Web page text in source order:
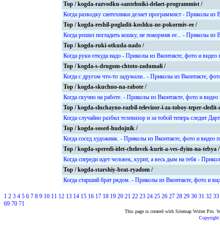
Top / kogda-razvodku-santehniki-delaet-programmist /
Когда разводку сантехники делает программист - Приколы из
Top / kogda-reshil-pogladit-koshku-ne-pokormiv-ee /
Когда решил погладить кошку, не покормив ее... - Приколы из
Top / kogda-ruki-otkuda-nado /
Когда руки откуда надо - Приколы из Вконтакте, фото и видео
Top / kogda-s-drugom-chtoto-zadumali /
Когда с другом что-то задумали.. - Приколы из Вконтакте,
Top / kogda-skuchno-na-rabote /
Когда скучно на работе. - Приколы из Вконтакте, фото и
Top / kogda-sluchayno-razbil-televizor-i-za-toboy-teper-
Когда случайно разбил телевизор и за тобой теперь следит
Top / kogda-sosed-hudojnik /
Когда сосед художник. - Приколы из Вконтакте, фото и видео
Top / kogda-speredi-idet-chelovek-kurit-a-ves-dyim-na-tebya /
Когда спереди идет человек, курит, а весь дым на тебя -
Top / kogda-starshiy-brat-ryadom /
Когда старший брат рядом. - Приколы из Вконтакте, фото и
1 2 3 4 5 6 7 8 9 10 11 12 13 14 15 16 17 18 19 20 21 22 23 24 25 26 27 28 29 30 31 32 33
69 70 71
This page is created with Sitemap Writer Pro.